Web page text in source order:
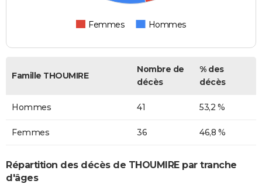
Femmes Hommes
Famille THOUMIRE
Nombre de
décès
% des
décès
Hommes 41 53,2 %
Femmes 36 46,8 %
Répartition des décès de THOUMIRE par tranche
d'âges